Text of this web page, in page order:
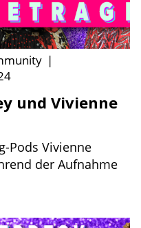
|
und Vivienne
Pods Vivienne
der Aufnahme